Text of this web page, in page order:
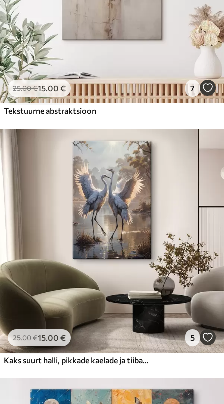
25.00€15.00 € 7
Tekstuurne abstraktsioon
25.00€15.00 € 5
Kaks suurt halli, pikkade kaelade ja tiibadega kraanat, mis seisavad puudest ümbritsetud udujärves